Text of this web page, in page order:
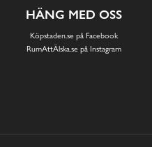
HÄNG MED OSS
Köpstaden.se på Facebook
RumAttÄlska.se på Instagram